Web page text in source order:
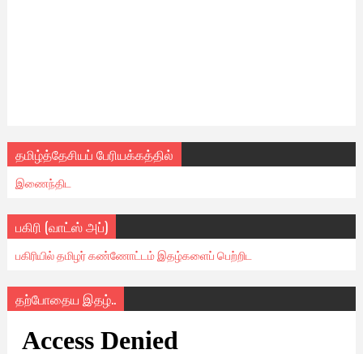
தமிழ்த்தேசியப் பேரியக்கத்தில்
இணைந்திட
பகிரி (வாட்ஸ் அப்)
பகிரியில் தமிழர் கண்ணோட்டம் இதழ்களைப் பெற்றிட
தற்போதைய இதழ்..